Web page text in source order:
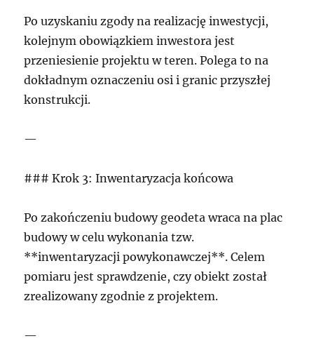
Po uzyskaniu zgody na realizację inwestycji,
kolejnym obowiązkiem inwestora jest
przeniesienie projektu w teren. Polega to na
dokładnym oznaczeniu osi i granic przyszłej
konstrukcji.
—
### Krok 3: Inwentaryzacja końcowa
Po zakończeniu budowy geodeta wraca na plac
budowy w celu wykonania tzw.
**inwentaryzacji powykonawczej**. Celem
pomiaru jest sprawdzenie, czy obiekt został
zrealizowany zgodnie z projektem.
—